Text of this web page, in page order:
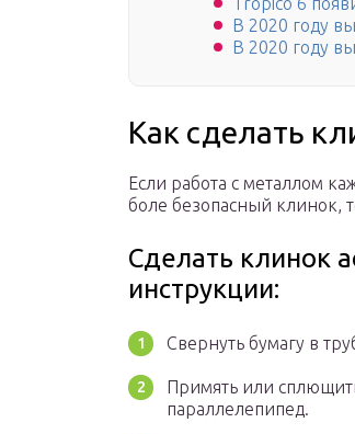
В 2020 году
В 2020 году
Как сделать
Если работа с металлом
боле безопасный клинок,
Сделать клинок
инструкции:
Свернуть бумагу в
Примять или
параллелепипед.